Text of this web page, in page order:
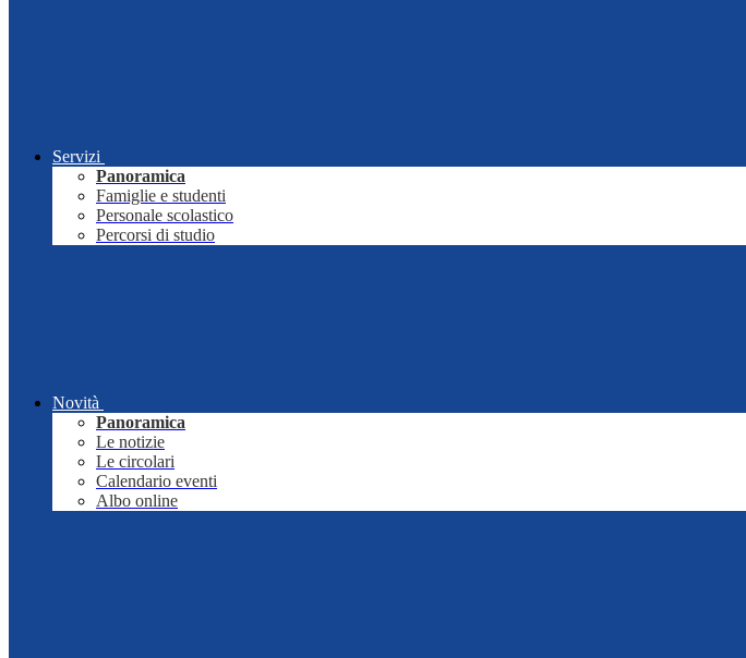
Servizi
Panoramica
Famiglie e studenti
Personale scolastico
Percorsi di studio
Novità
Panoramica
Le notizie
Le circolari
Calendario eventi
Albo online